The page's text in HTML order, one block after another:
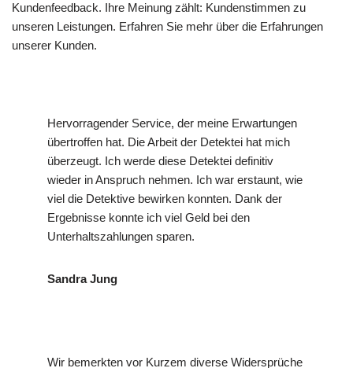
Kundenfeedback. Ihre Meinung zählt: Kundenstimmen zu
unseren Leistungen. Erfahren Sie mehr über die Erfahrungen
unserer Kunden.
Hervorragender Service, der meine Erwartungen
übertroffen hat. Die Arbeit der Detektei hat mich
überzeugt. Ich werde diese Detektei definitiv
wieder in Anspruch nehmen. Ich war erstaunt, wie
viel die Detektive bewirken konnten. Dank der
Ergebnisse konnte ich viel Geld bei den
Unterhaltszahlungen sparen.
Sandra Jung
Wir bemerkten vor Kurzem diverse Widersprüche